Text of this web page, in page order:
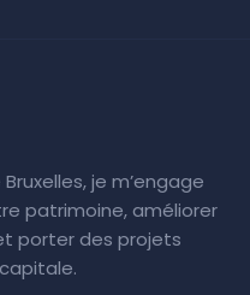
je m’engage
patrimoine, améliorer
porter des projets